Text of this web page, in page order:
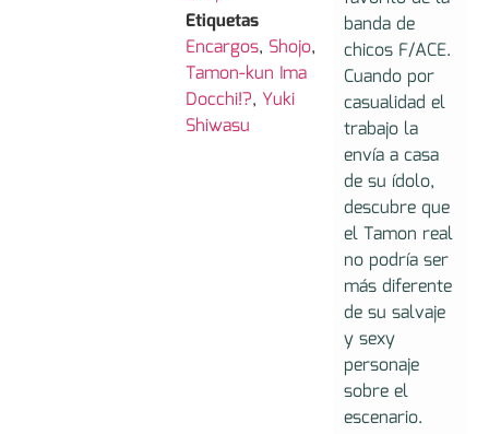
Etiquetas
Encargos, Shojo,
Tamon-kun Ima
Docchi!?, Yuki
Shiwasu
banda de
chicos F/ACE.
Cuando por
casualidad el
trabajo la
envía a casa
de su ídolo,
descubre que
el Tamon real
no podría ser
más diferente
de su salvaje
y sexy
personaje
sobre el
escenario.